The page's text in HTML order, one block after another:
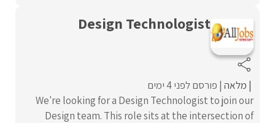
Design Technologist
מלאה פורסם לפני 4 ימים
We're looking for a Design Technologist to join our
Design team. This role sits at the intersection of